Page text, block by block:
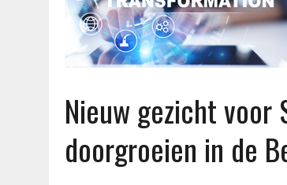
Nieuw gezicht voor
doorgroeien in de